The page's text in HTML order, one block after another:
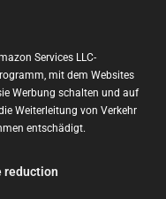
Services LLC-
mit dem Websites
Werbung schalten und auf
Weiterleitung von Verkehr
entschädigt.
reduction